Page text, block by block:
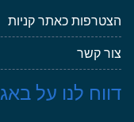
הצטרפות כאתר קניות
צור קשר
דווח לנו על באג